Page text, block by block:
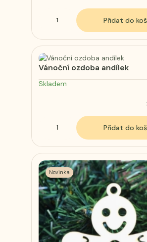
Přidat do
Vánoční ozdoba andílek
Skladem
Přidat do
Novinka